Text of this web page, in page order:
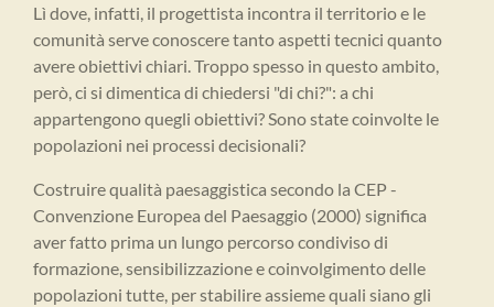
Lì dove, infatti, il progettista incontra il territorio e le
comunità serve conoscere tanto aspetti tecnici quanto
avere obiettivi chiari. Troppo spesso in questo ambito,
però, ci si dimentica di chiedersi "di chi?": a chi
appartengono quegli obiettivi? Sono state coinvolte le
popolazioni nei processi decisionali?
Costruire qualità paesaggistica secondo la CEP -
Convenzione Europea del Paesaggio (2000) significa
aver fatto prima un lungo percorso condiviso di
formazione, sensibilizzazione e coinvolgimento delle
popolazioni tutte, per stabilire assieme quali siano gli